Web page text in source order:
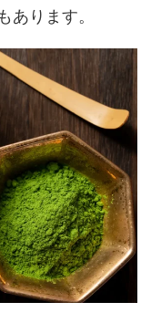
あります。